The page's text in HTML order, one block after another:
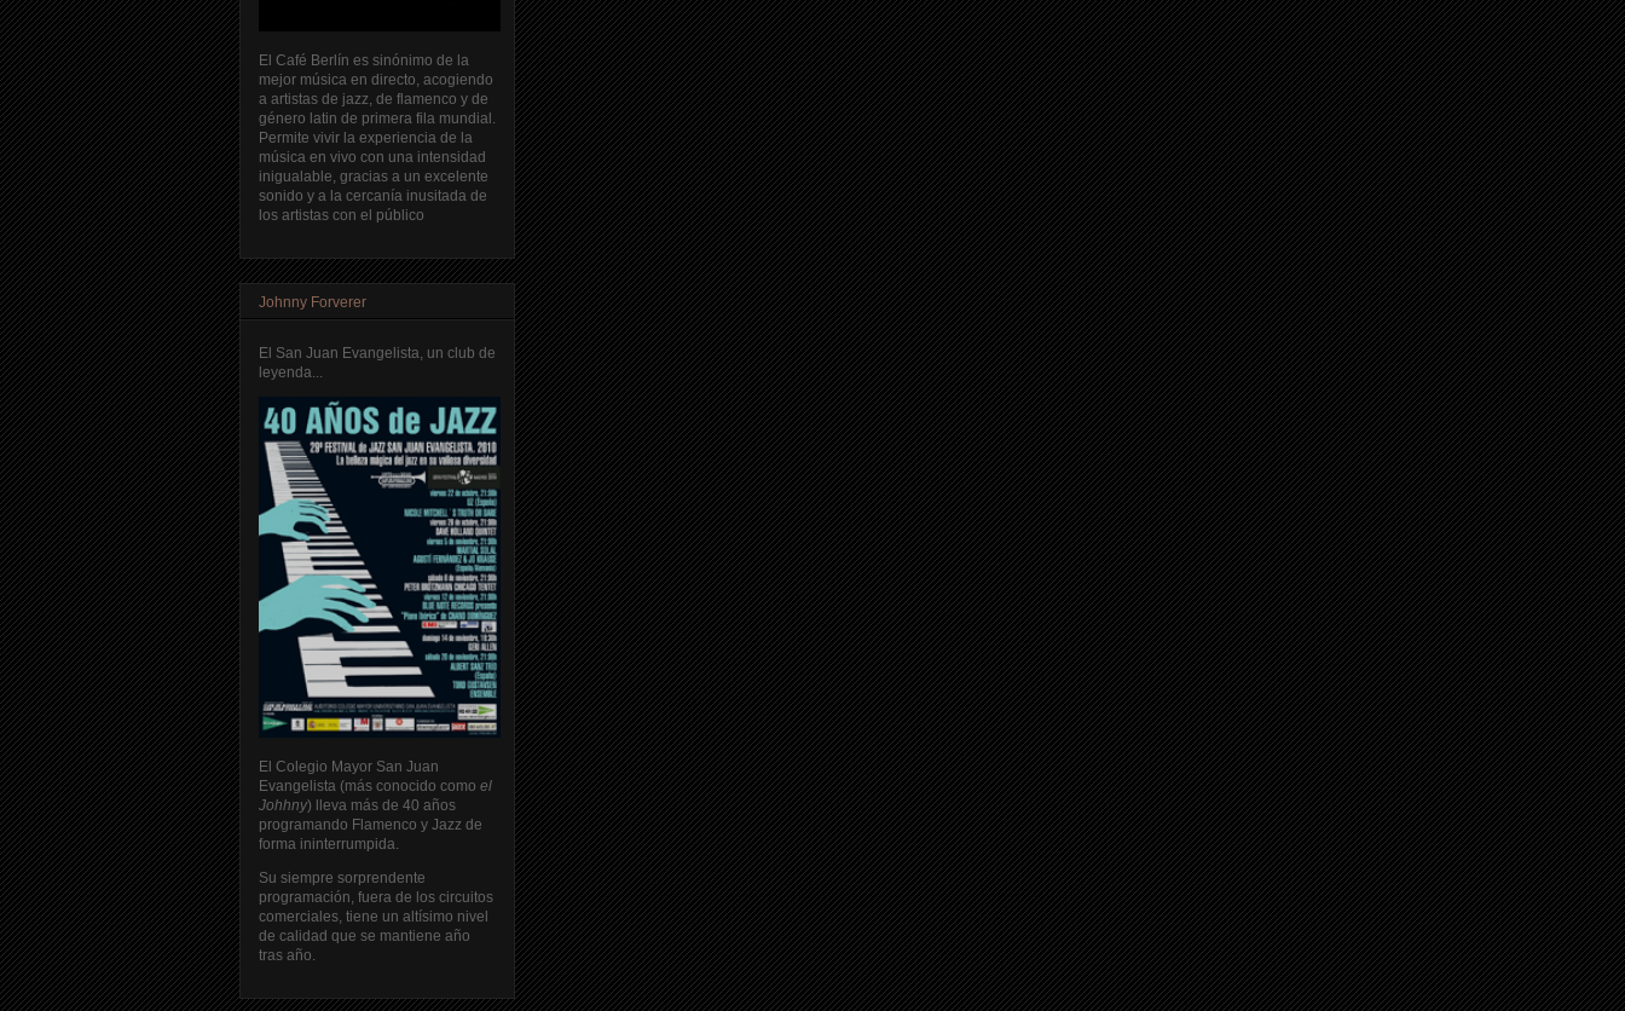
El Café Berlín es sinónimo de la
mejor música en directo, acogiendo
a artistas de jazz, de flamenco y de
género latin de primera fila mundial.
Permite vivir la experiencia de la
música en vivo con una intensidad
inigualable, gracias a un excelente
sonido y a la cercanía inusitada de
los artistas con el público
Johnny Forverer
El San Juan Evangelista, un club de
leyenda...
El Colegio Mayor San Juan
Evangelista (más conocido como el
Johhny) lleva más de 40 años
programando Flamenco y Jazz de
forma ininterrumpida.
Su siempre sorprendente
programación, fuera de los circuitos
comerciales, tiene un altísimo nivel
de calidad que se mantiene año
tras año.